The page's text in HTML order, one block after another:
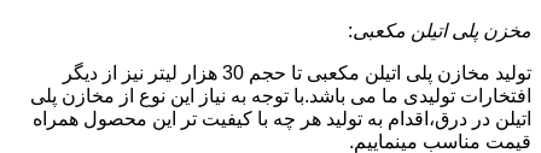
مخزن پلی اتیلن مکعبی:
تولید مخازن پلی اتیلن مکعبی تا حجم 30 هزار لیتر نیز از دیگر
افتخارات تولیدی ما می باشد.با توجه به نیاز این نوع از مخازن پلی
اتیلن در درق،اقدام به تولید هر چه با کیفیت تر این محصول همراه
قیمت مناسب مینماییم.